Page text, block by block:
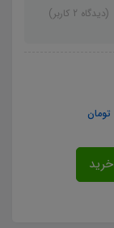
(دیدگاه 2 کاربر)
تومان